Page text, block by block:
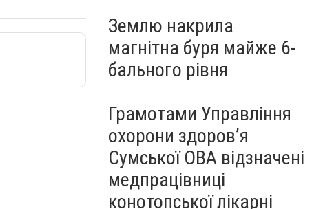
Землю накрила
магнітна буря майже 6-
бального рівня
Грамотами Управління
охорони здоров’я
Сумської ОВА відзначені
медпрацівниці
конотопської лікарні